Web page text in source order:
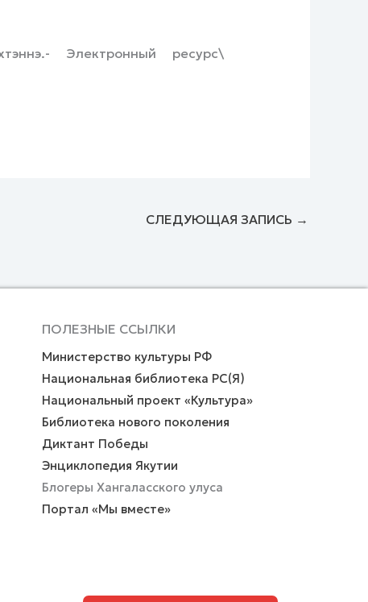
Электронный ресурс\
СЛЕДУЮЩАЯ ЗАПИСЬ →
ПОЛЕЗНЫЕ ССЫЛКИ
Министерство культуры РФ
Национальная библиотека РС(Я)
Национальный проект «Культура»
Библиотека нового поколения
Диктант Победы
Энциклопедия Якутии
Блогеры Хангаласского улуса
Портал «Мы вместе»